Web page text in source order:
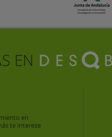
en
te interese